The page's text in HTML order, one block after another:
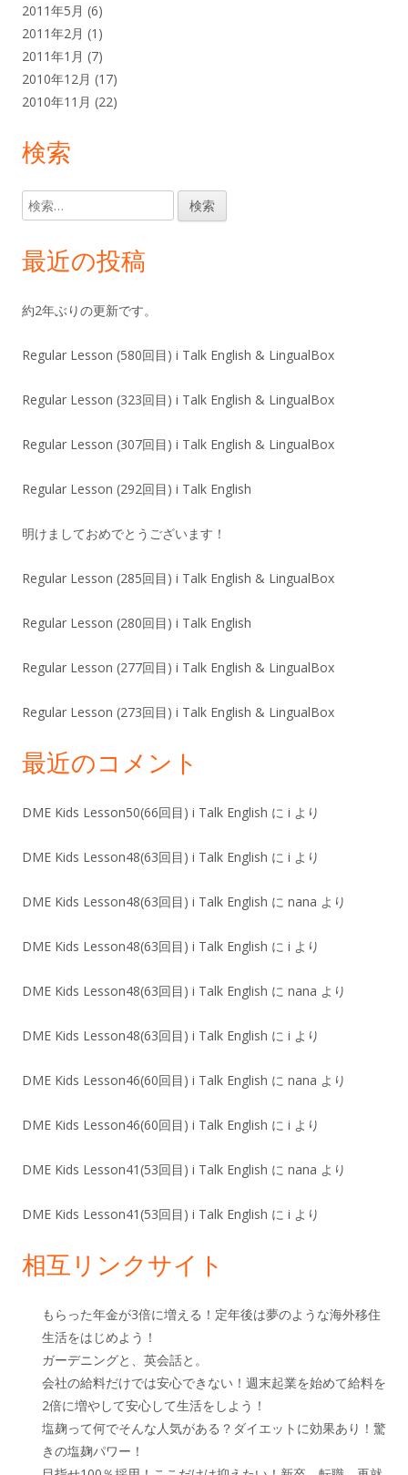
2011年5月 (6)
2011年2月 (1)
2011年1月 (7)
2010年12月 (17)
2010年11月 (22)
検索
検
索:
最近の投稿
約2年ぶりの更新です。
Regular Lesson (580回目) i Talk English & LingualBox
Regular Lesson (323回目) i Talk English & LingualBox
Regular Lesson (307回目) i Talk English & LingualBox
Regular Lesson (292回目) i Talk English
明けましておめでとうございます！
Regular Lesson (285回目) i Talk English & LingualBox
Regular Lesson (280回目) i Talk English
Regular Lesson (277回目) i Talk English & LingualBox
Regular Lesson (273回目) i Talk English & LingualBox
最近のコメント
DME Kids Lesson50(66回目) i Talk English に i より
DME Kids Lesson48(63回目) i Talk English に i より
DME Kids Lesson48(63回目) i Talk English に nana より
DME Kids Lesson48(63回目) i Talk English に i より
DME Kids Lesson48(63回目) i Talk English に nana より
DME Kids Lesson48(63回目) i Talk English に i より
DME Kids Lesson46(60回目) i Talk English に nana より
DME Kids Lesson46(60回目) i Talk English に i より
DME Kids Lesson41(53回目) i Talk English に nana より
DME Kids Lesson41(53回目) i Talk English に i より
相互リンクサイト
もらった年金が3倍に増える！定年後は夢のような海外移住
生活をはじめよう！
ガーデニングと、英会話と。
会社の給料だけでは安心できない！週末起業を始めて給料を
2倍に増やして安心して生活をしよう！
塩麹って何でそんな人気がある？ダイエットに効果あり！驚
きの塩麹パワー！